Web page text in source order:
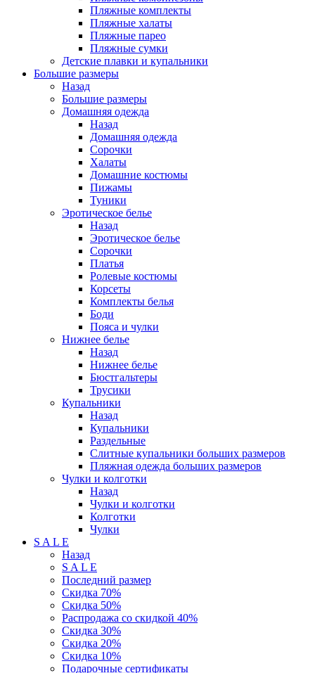
Пляжные комплекты
Пляжные халаты
Пляжные парео
Пляжные сумки
Детские плавки и купальники
Большие размеры
Назад
Большие размеры
Домашняя одежда
Назад
Домашняя одежда
Сорочки
Халаты
Домашние костюмы
Пижамы
Туники
Эротическое белье
Назад
Эротическое белье
Сорочки
Платья
Ролевые костюмы
Корсеты
Комплекты белья
Боди
Пояса и чулки
Нижнее белье
Назад
Нижнее белье
Бюстгальтеры
Трусики
Купальники
Назад
Купальники
Раздельные
Слитные купальники больших размеров
Пляжная одежда больших размеров
Чулки и колготки
Назад
Чулки и колготки
Колготки
Чулки
S A L E
Назад
S A L E
Последний размер
Скидка 70%
Скидка 50%
Распродажа со скидкой 40%
Скидка 30%
Скидка 20%
Скидка 10%
Подарочные сертификаты